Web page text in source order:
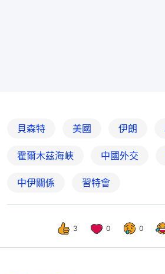
貝森特 美國 伊朗
霍爾木茲海峽 中國外交
中伊關係 習特會
3 0 0